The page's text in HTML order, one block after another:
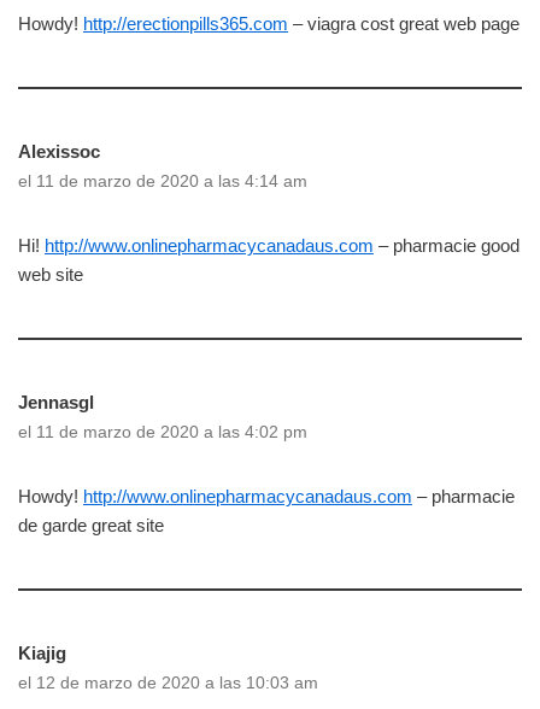
Howdy! http://erectionpills365.com – viagra cost great web page
Alexissoc
el 11 de marzo de 2020 a las 4:14 am
Hi! http://www.onlinepharmacycanadaus.com – pharmacie good
web site
Jennasgl
el 11 de marzo de 2020 a las 4:02 pm
Howdy! http://www.onlinepharmacycanadaus.com – pharmacie
de garde great site
Kiajig
el 12 de marzo de 2020 a las 10:03 am